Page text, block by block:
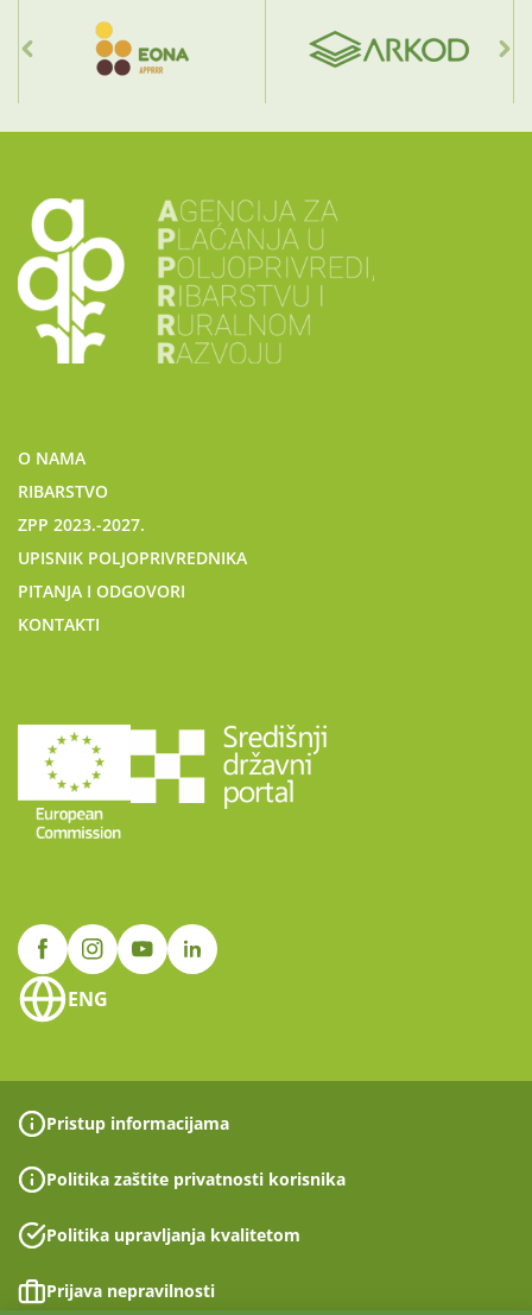
O NAMA
RIBARSTVO
ZPP 2023.-2027.
UPISNIK POLJOPRIVREDNIKA
PITANJA I ODGOVORI
KONTAKTI
ENG
Pristup informacijama
Politika zaštite privatnosti korisnika
Politika upravljanja kvalitetom
Prijava nepravilnosti